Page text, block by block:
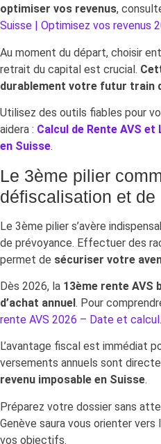
optimiser vos revenus,
Suisse | Optimisez vos revenus
Au moment du départ, choisir
retrait du capital est crucial.
durablement votre futur train
Utilisez des outils fiables pour
aidera : Calcul de Rente AVS
en Suisse.
Le 3ème pilier
défiscalisation et de
Le 3ème pilier s’avère
de prévoyance. Effectuer des
permet de sécuriser votre
Dès 2026, la 13ème rente
d’achat annuel. Pour
rente AVS 2026 – Date et calcul.
L’avantage fiscal est immédiat
versements annuels sont
revenu imposable en Suisse.
Préparez votre dossier sans
Genève saura vous orienter vers
vos objectifs.